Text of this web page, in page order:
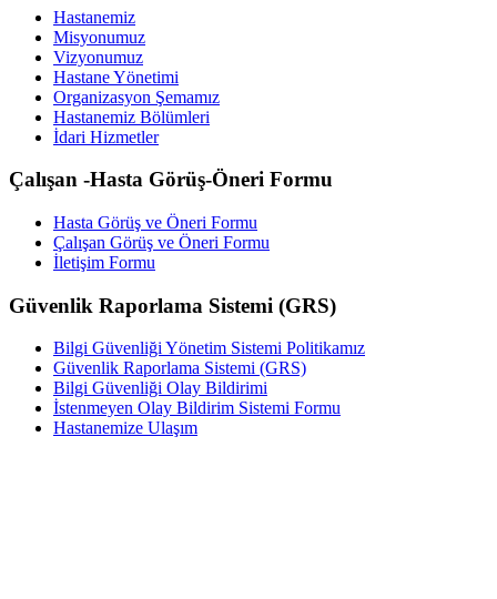
Hastanemiz
Misyonumuz
Vizyonumuz
Hastane Yönetimi
Organizasyon Şemamız
Hastanemiz Bölümleri
İdari Hizmetler
Çalışan -Hasta Görüş-Öneri Formu
Hasta Görüş ve Öneri Formu
Çalışan Görüş ve Öneri Formu
İletişim Formu
Güvenlik Raporlama Sistemi (GRS)
Bilgi Güvenliği Yönetim Sistemi Politikamız
Güvenlik Raporlama Sistemi (GRS)
Bilgi Güvenliği Olay Bildirimi
İstenmeyen Olay Bildirim Sistemi Formu
Hastanemize Ulaşım